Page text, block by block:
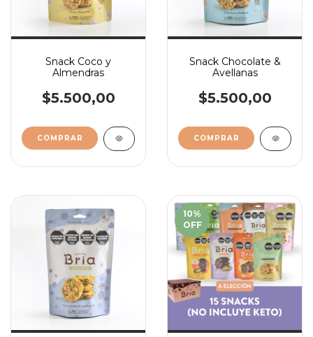
Snack Coco y
Almendras
$5.500,00
Snack Chocolate &
Avellanas
$5.500,00
10%
OFF